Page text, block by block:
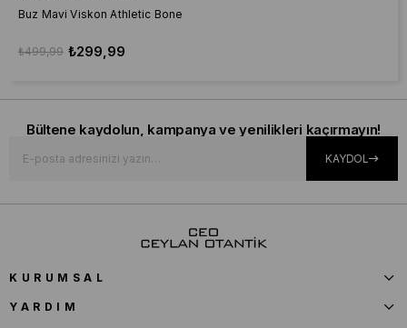
Buz Mavi Viskon Athletic Bone
₺299,99
₺499,99
Bültene kaydolun, kampanya ve yenilikleri kaçırmayın!
KAYDOL
KURUMSAL
YARDIM